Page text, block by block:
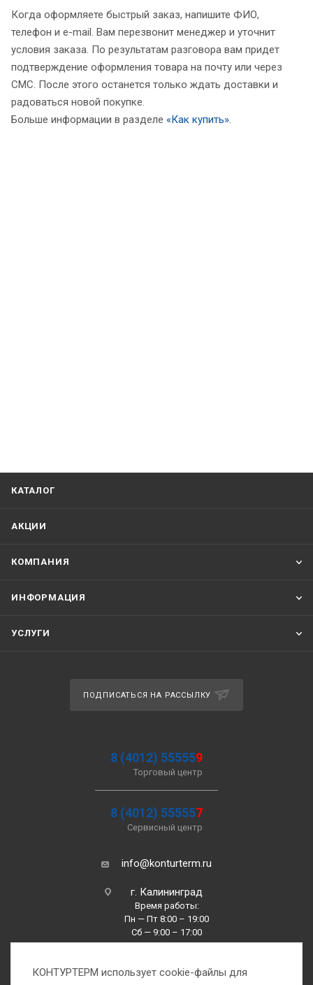
Когда оформляете быстрый заказ, напишите ФИО,
телефон и e-mail. Вам перезвонит менеджер и уточнит
условия заказа. По результатам разговора вам придет
подтверждение оформления товара на почту или через
СМС. После этого останется только ждать доставки и
радоваться новой покупке.
Больше информации в разделе «Как купить».
КАТАЛОГ
АКЦИИ
КОМПАНИЯ
ИНФОРМАЦИЯ
УСЛУГИ
ПОДПИСАТЬСЯ НА РАССЫЛКУ
8 (4012) 555559
Торговый центр
8 (4012) 555557
Сервисный центр
info@konturterm.ru
г. Калининград
Время работы:
Пн — Пт 8:00 – 19:00
Сб — 9:00 – 17:00
Вс —10:00 – 16:00
КОНТУРТЕРМ использует cookie-файлы для